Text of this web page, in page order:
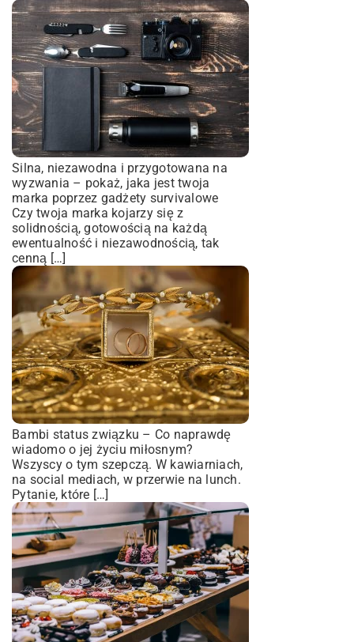
Silna, niezawodna i przygotowana na
wyzwania – pokaż, jaka jest twoja
marka poprzez gadżety survivalowe
Czy twoja marka kojarzy się z
solidnością, gotowością na każdą
ewentualność i niezawodnością, tak
cenną […]
Bambi status związku – Co naprawdę
wiadomo o jej życiu miłosnym?
Wszyscy o tym szepczą. W kawiarniach,
na social mediach, w przerwie na lunch.
Pytanie, które […]